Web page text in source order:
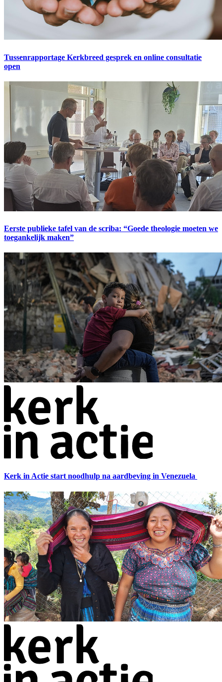
Tussenrapportage Kerkbreed gesprek en online consultatie
open
Eerste publieke tafel van de scriba: “Goede theologie moeten we
toegankelijk maken”
Kerk in Actie start noodhulp na aardbeving in Venezuela